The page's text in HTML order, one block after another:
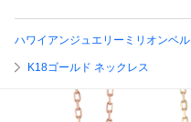
ハワイアンジュエリーミリオンベル
K18ゴールド ネックレス